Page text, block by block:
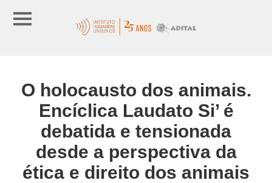
O holocausto dos animais.
Encíclica Laudato Si’ é
debatida e tensionada
desde a perspectiva da
ética e direito dos animais